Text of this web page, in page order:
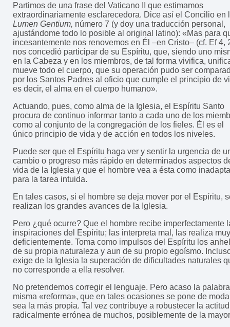
Partimos de una frase del Vaticano II que estimamos
extraordinariamente esclarecedora. Dice así el Concilio en
Lumen Gentium, número 7 (y doy una traducción personal,
ajustándome todo lo posible al original latino): «Mas para
incesantemente nos renovemos en Él –en Cristo– (cf. Ef 4,
nos concedió participar de su Espíritu, que, siendo uno
en la Cabeza y en los miembros, de tal forma vivifica,
mueve todo el cuerpo, que su operación pudo ser
por los Santos Padres al oficio que cumple el principio de
es decir, el alma en el cuerpo humano».
Actuando, pues, como alma de la Iglesia, el Espíritu Santo
procura de continuo informar tanto a cada uno de los
como al conjunto de la congregación de los fieles. Él es el
único principio de vida y de acción en todos los niveles.
Puede ser que el Espíritu haga ver y sentir la urgencia de
cambio o progreso más rápido en determinados aspectos
vida de la Iglesia y que el hombre vea a ésta como
para la tarea intuida.
En tales casos, si el hombre se deja mover por el Espíritu,
realizan los grandes avances de la Iglesia.
Pero ¿qué ocurre? Que el hombre recibe imperfectamente
inspiraciones del Espíritu; las interpreta mal, las realiza muy
deficientemente. Toma como impulsos del Espíritu los
de su propia naturaleza y aun de su propio egoísmo.
exige de la Iglesia la superación de dificultades naturales
no corresponde a ella resolver.
No pretendemos corregir el lenguaje. Pero acaso la palabra
misma «reforma», que en tales ocasiones se pone de
sea la más propia. Tal vez contribuye a robustecer la actitud
radicalmente errónea de muchos, posiblemente de la